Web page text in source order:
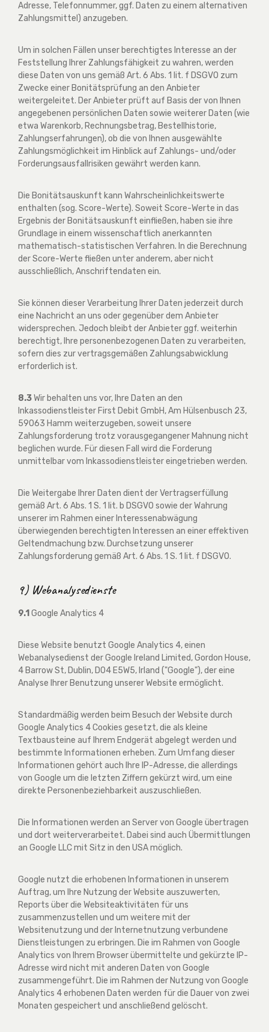
Adresse, Telefonnummer, ggf. Daten zu einem alternativen
Zahlungsmittel) anzugeben.
Um in solchen Fällen unser berechtigtes Interesse an der
Feststellung Ihrer Zahlungsfähigkeit zu wahren, werden
diese Daten von uns gemäß Art. 6 Abs. 1 lit. f DSGVO zum
Zwecke einer Bonitätsprüfung an den Anbieter
weitergeleitet. Der Anbieter prüft auf Basis der von Ihnen
angegebenen persönlichen Daten sowie weiterer Daten (wie
etwa Warenkorb, Rechnungsbetrag, Bestellhistorie,
Zahlungserfahrungen), ob die von Ihnen ausgewählte
Zahlungsmöglichkeit im Hinblick auf Zahlungs- und/oder
Forderungsausfallrisiken gewährt werden kann.
Die Bonitätsauskunft kann Wahrscheinlichkeitswerte
enthalten (sog. Score-Werte). Soweit Score-Werte in das
Ergebnis der Bonitätsauskunft einfließen, haben sie ihre
Grundlage in einem wissenschaftlich anerkannten
mathematisch-statistischen Verfahren. In die Berechnung
der Score-Werte fließen unter anderem, aber nicht
ausschließlich, Anschriftendaten ein.
Sie können dieser Verarbeitung Ihrer Daten jederzeit durch
eine Nachricht an uns oder gegenüber dem Anbieter
widersprechen. Jedoch bleibt der Anbieter ggf. weiterhin
berechtigt, Ihre personenbezogenen Daten zu verarbeiten,
sofern dies zur vertragsgemäßen Zahlungsabwicklung
erforderlich ist.
8.3Wir behalten uns vor, Ihre Daten an den
Inkassodienstleister First Debit GmbH, Am Hülsenbusch 23,
59063 Hamm weiterzugeben, soweit unsere
Zahlungsforderung trotz vorausgegangener Mahnung nicht
beglichen wurde. Für diesen Fall wird die Forderung
unmittelbar vom Inkassodienstleister eingetrieben werden.
Die Weitergabe Ihrer Daten dient der Vertragserfüllung
gemäß Art. 6 Abs. 1 S. 1 lit. b DSGVO sowie der Wahrung
unserer im Rahmen einer Interessenabwägung
überwiegenden berechtigten Interessen an einer effektiven
Geltendmachung bzw. Durchsetzung unserer
Zahlungsforderung gemäß Art. 6 Abs. 1 S. 1 lit. f DSGVO.
9) Webanalysedienste
9.1 Google Analytics 4
Diese Website benutzt Google Analytics 4, einen
Webanalysedienst der Google Ireland Limited, Gordon House,
4 Barrow St, Dublin, D04 E5W5, Irland ("Google"), der eine
Analyse Ihrer Benutzung unserer Website ermöglicht.
Standardmäßig werden beim Besuch der Website durch
Google Analytics 4 Cookies gesetzt, die als kleine
Textbausteine auf Ihrem Endgerät abgelegt werden und
bestimmte Informationen erheben. Zum Umfang dieser
Informationen gehört auch Ihre IP-Adresse, die allerdings
von Google um die letzten Ziffern gekürzt wird, um eine
direkte Personenbeziehbarkeit auszuschließen.
Die Informationen werden an Server von Google übertragen
und dort weiterverarbeitet. Dabei sind auch Übermittlungen
an Google LLC mit Sitz in den USA möglich.
Google nutzt die erhobenen Informationen in unserem
Auftrag, um Ihre Nutzung der Website auszuwerten,
Reports über die Websiteaktivitäten für uns
zusammenzustellen und um weitere mit der
Websitenutzung und der Internetnutzung verbundene
Dienstleistungen zu erbringen. Die im Rahmen von Google
Analytics von Ihrem Browser übermittelte und gekürzte IP-
Adresse wird nicht mit anderen Daten von Google
zusammengeführt. Die im Rahmen der Nutzung von Google
Analytics 4 erhobenen Daten werden für die Dauer von zwei
Monaten gespeichert und anschließend gelöscht.